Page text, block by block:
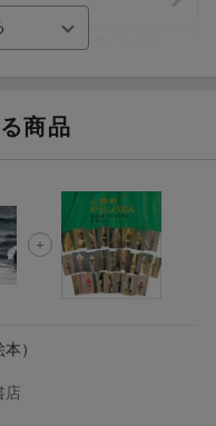
データSIM（3GB/月プ
散で300円OFFクーポン
商品
）
店